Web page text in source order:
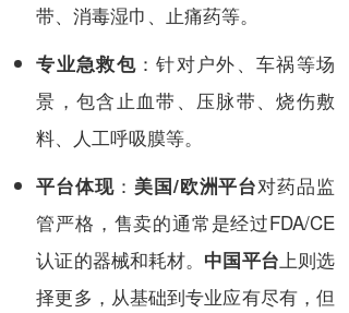
带、消毒湿巾、止痛药等。
专业急救包 ：针对户外、车祸等场
景，包含止血带、压脉带、烧伤敷
料、人工呼吸膜等。
平台体现 ： 美国/欧洲平台对药品监
管严格，售卖的通常是经过FDA/CE
认证的器械和耗材。 中国平台上则选
择更多，从基础到专业应有尽有，但